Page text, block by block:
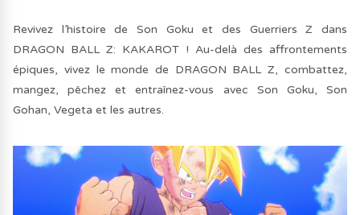
Revivez l’histoire de Son Goku et des Guerriers Z dans
DRAGON BALL Z: KAKAROT ! Au-delà des affrontements
épiques, vivez le monde de DRAGON BALL Z, combattez,
mangez, pêchez et entraînez-vous avec Son Goku, Son
Gohan, Vegeta et les autres.